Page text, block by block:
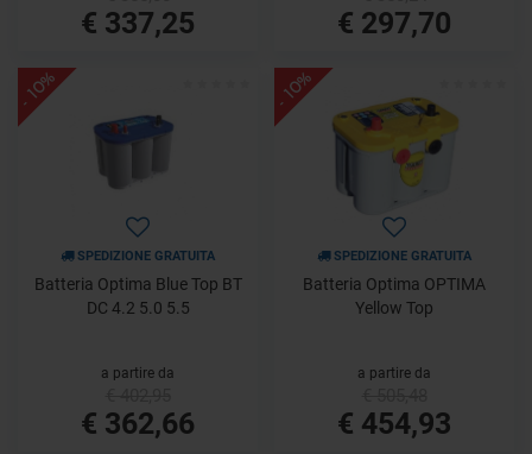
€ 337,25 € 297,70
- 10%
SPEDIZIONE GRATUITA
Batteria Optima Blue Top BT
DC 4.2 5.0 5.5
a partire da
€ 362,66
- 10%
SPEDIZIONE GRATUITA
Batteria Optima OPTIMA
Yellow Top
a partire da
€ 454,93